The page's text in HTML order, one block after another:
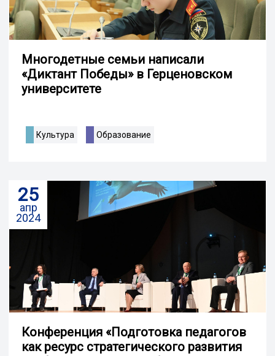
Многодетные семьи написали
«Диктант Победы» в Герценовском
университете
Культура Образование
25
апр
2024
Конференция «Подготовка педагогов
как ресурс стратегического развития